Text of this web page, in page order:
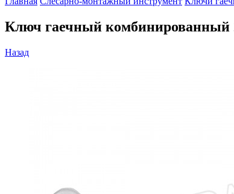
Ключ гаечный комбинированный
Назад